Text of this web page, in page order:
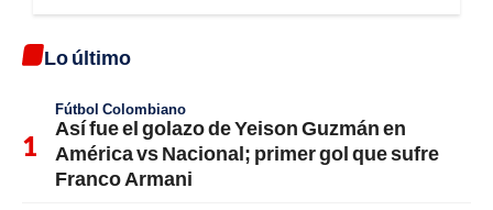
Lo último
Fútbol Colombiano
Así fue el golazo de Yeison Guzmán en
América vs Nacional; primer gol que sufre
Franco Armani